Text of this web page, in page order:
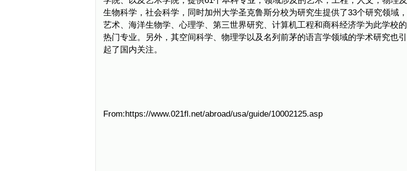
生物科学，社会科学，同时加州大学圣克鲁斯分校为研究生提供了33个研究领域，
艺术、海洋生物学、心理学、第三世界研究、计算机工程和商科经济学为此学校的
热门专业。另外，其空间科学、物理学以及名列前茅的语言学领域的学术研究也引
起了国内关注。
From:https://www.021fl.net/abroad/usa/guide/10002125.asp